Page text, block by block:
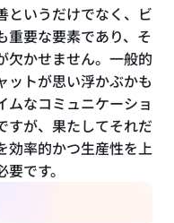
というだけでなく、ビ
重要な要素であり、そ
欠かせません。一般的
ットが思い浮かぶかも
ムなコミュニケーショ
すが、果たしてそれだ
効率的かつ生産性を上
です。